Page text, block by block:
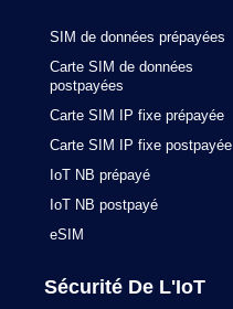
SIM de données prépayées
Carte SIM de données
postpayées
Carte SIM IP fixe prépayée
Carte SIM IP fixe postpayée
IoT NB prépayé
IoT NB postpayé
eSIM
Sécurité De L'IoT